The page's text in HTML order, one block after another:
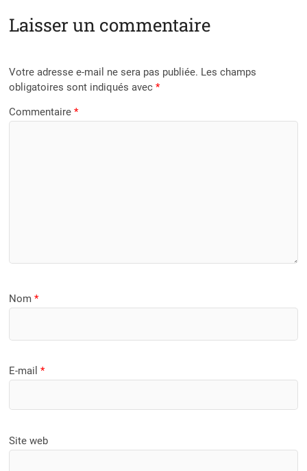
Laisser un commentaire
Votre adresse e-mail ne sera pas publiée. Les champs
obligatoires sont indiqués avec*
Commentaire*
Nom*
E-mail*
Site web